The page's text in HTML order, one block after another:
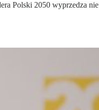
Polski 2050 wyprzedza